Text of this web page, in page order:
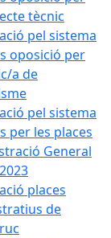
tècnic
pel sistema
oposició per
a de
pel sistema
per les places
General
places
de